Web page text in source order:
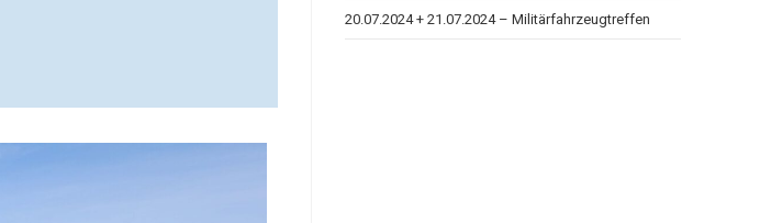
20.07.2024 + 21.07.2024 – Militärfahrzeugtreffen